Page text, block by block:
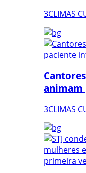
3CLIMAS
animam
3CLIMAS